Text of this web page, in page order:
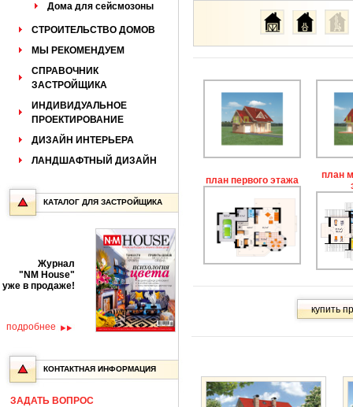
Дома для сейсмозоны
СТРОИТЕЛЬСТВО ДОМОВ
МЫ РЕКОМЕНДУЕМ
СПРАВОЧНИК
ЗАСТРОЙЩИКА
ИНДИВИДУАЛЬНОЕ
ПРОЕКТИРОВАНИЕ
ДИЗАЙН ИНТЕРЬЕРА
ЛАНДШАФТНЫЙ ДИЗАЙН
КАТАЛОГ ДЛЯ ЗАСТРОЙЩИКА
Журнал
"NM House"
уже в продаже!
подробнее
КОНТАКТНАЯ ИНФОРМАЦИЯ
ЗАДАТЬ ВОПРОС
план первого этажа
план